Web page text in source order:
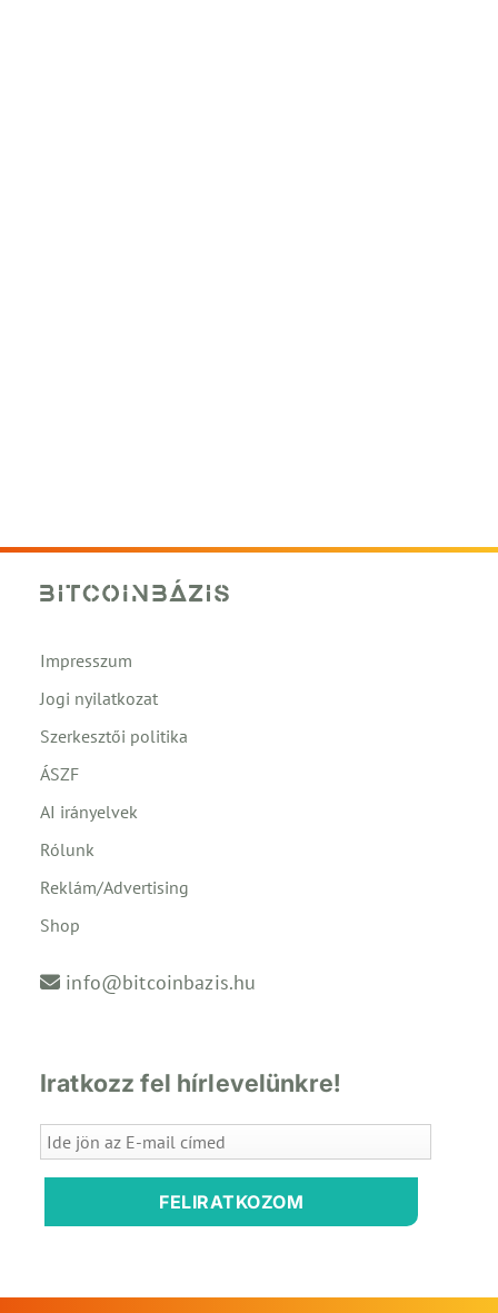
Impresszum
Jogi nyilatkozat
Szerkesztői politika
ÁSZF
AI irányelvek
Rólunk
Reklám/Advertising
Shop
info@bitcoinbazis.hu
Iratkozz fel hírlevelünkre!
FELIRATKOZOM